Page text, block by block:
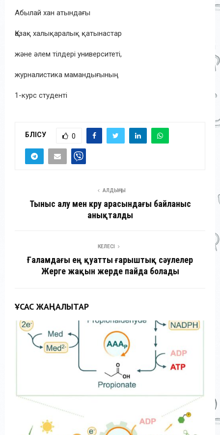
Абылай хан атындағы
Қазақ халықаралық қатынастар
және әлем тілдері университеті,
журналистика мамандығының
1-курс студенті
БӨЛІСУ 0
АЛДЫҢҒЫ
Тыныс алу мен көру арасындағы байланыс
анықталды
КЕЛЕСІ
Ғаламдағы ең қуатты ғарыштық сәулелер
Жерге жақын жерде пайда болады
ҰҚСАС ЖАҢАЛЫҚТАР